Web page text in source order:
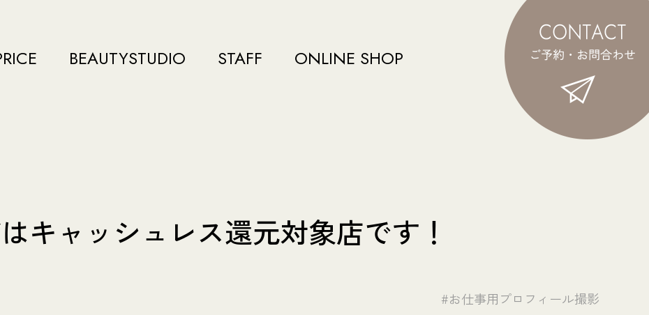
BEAUTYSTUDIO STAFF
ONLINE SHOP
キャッシュレス還元対象店です！
#お仕事用プロフィール撮影